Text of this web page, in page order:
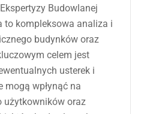
Budowlanej
to kompleksowa analiza i
budynków oraz
celem jest
usterek i
mogą wpłynąć na
użytkowników oraz